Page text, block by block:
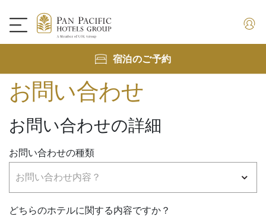
宿泊のご予約
お問い合わせ
お問い合わせの詳細
お問い合わせの種類
どちらのホテルに関する内容ですか？